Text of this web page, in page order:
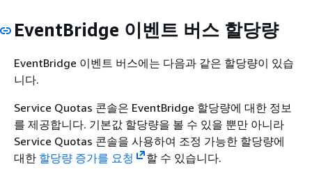
EventBridge 이벤트 버스 할당량
EventBridge 이벤트 버스에는 다음과 같은 할당량이 있습
니다.
Service Quotas 콘솔은 EventBridge 할당량에 대한 정보
를 제공합니다. 기본값 할당량을 볼 수 있을 뿐만 아니라
Service Quotas 콘솔을 사용하여 조정 가능한 할당량에
대한 할당량 증가를 요청 할 수 있습니다.